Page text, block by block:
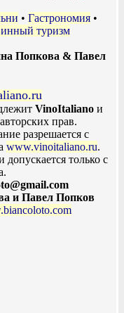
• Гастрономия •
туризм
Попкова & Павел
VinoItalianoи
прав.
разрешается с
www.vinoitaliano.ru.
только с
и Павел Попков